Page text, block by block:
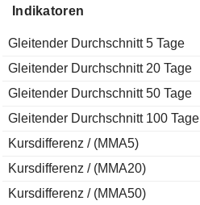
Indikatoren
Gleitender Durchschnitt 5 Tage
Gleitender Durchschnitt 20 Tage
Gleitender Durchschnitt 50 Tage
Gleitender Durchschnitt 100 Tage
Kursdifferenz / (MMA5)
Kursdifferenz / (MMA20)
Kursdifferenz / (MMA50)